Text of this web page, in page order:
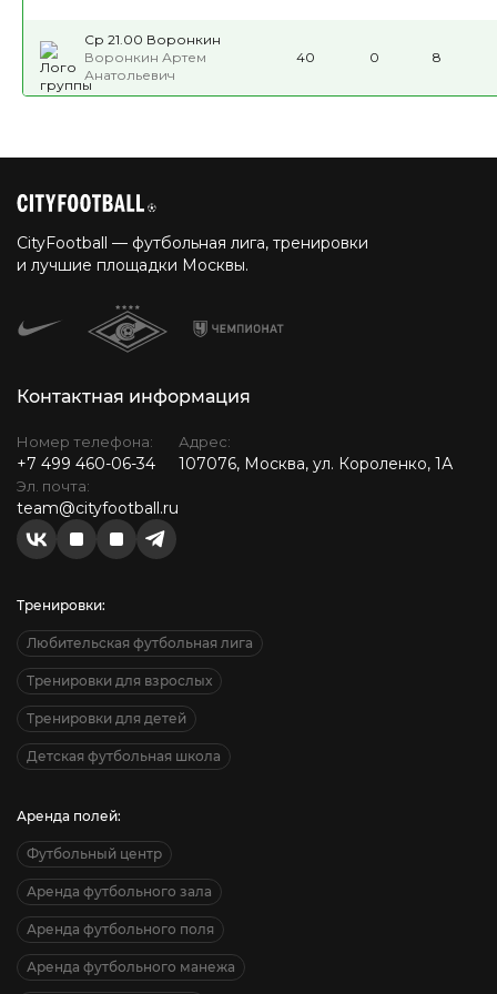
Ср 21.00 Воронкин
Воронкин Артем
Анатольевич
40 0 8
CityFootball — футбольная лига, тренировки
и лучшие площадки Москвы.
Контактная информация
Номер телефона:
+7 499 460-06-34
Эл. почта:
team@cityfootball.ru
Адрес:
107076, Москва, ул. Короленко, 1А
Тренировки:
Любительская футбольная лига
Тренировки для взрослых
Тренировки для детей
Детская футбольная школа
Аренда полей:
Футбольный центр
Аренда футбольного зала
Аренда футбольного поля
Аренда футбольного манежа